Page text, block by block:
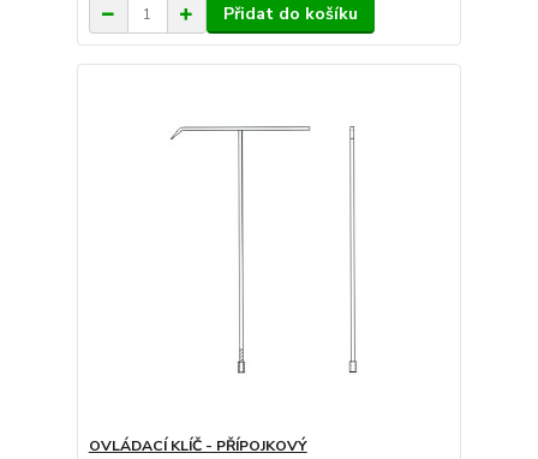
Přidat do košíku
OVLÁDACÍ KLÍČ - PŘÍPOJKOVÝ